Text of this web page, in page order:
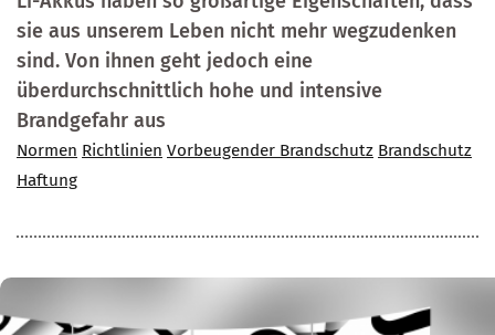
sie aus unserem Leben nicht mehr wegzudenken
sind. Von ihnen geht jedoch eine
überdurchschnittlich hohe und intensive
Brandgefahr aus
Normen Richtlinien Vorbeugender Brandschutz Brandschutz
Haftung